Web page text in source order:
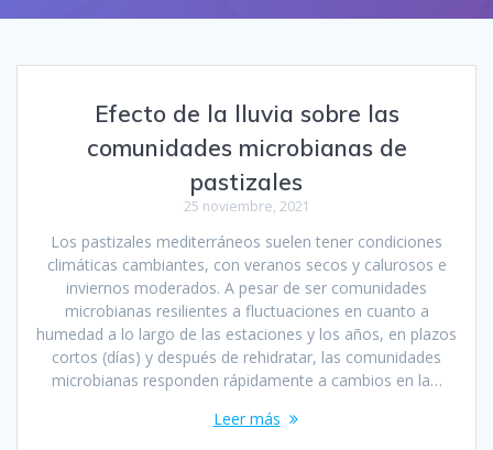
Efecto de la lluvia sobre las
comunidades microbianas de
pastizales
25 noviembre, 2021
Los pastizales mediterráneos suelen tener condiciones
climáticas cambiantes, con veranos secos y calurosos e
inviernos moderados. A pesar de ser comunidades
microbianas resilientes a fluctuaciones en cuanto a
humedad a lo largo de las estaciones y los años, en plazos
cortos (días) y después de rehidratar, las comunidades
microbianas responden rápidamente a cambios en la…
Leer más